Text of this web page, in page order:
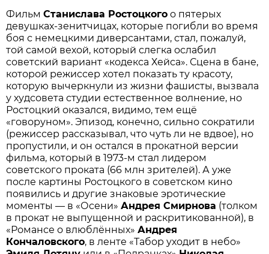
ФильмСтанислава Ростоцкого о пятерых
девушках-зенитчицах, которые погибли во время
боя с немецкими диверсантами, стал, пожалуй,
той самой вехой, который слегка ослабил
советский вариант «кодекса Хейса». Сцена в бане,
которой режиссер хотел показать ту красоту,
которую вычеркнули из жизни фашисты, вызвала
у худсовета студии естественное волнение, но
Ростоцкий оказался, видимо, тем ещё
«говоруном». Эпизод, конечно, сильно сократили
(режиссер рассказывал, что чуть ли не вдвое), но
пропустили, и он остался в прокатной версии
фильма, который в 1973-м стал лидером
советского проката (66 млн зрителей). А уже
после картины Ростоцкого в советском кино
появились и другие знаковые эротические
моменты — в «Осени»Андрея Смирнова (толком
в прокат не выпущенной и раскритикованной), в
«Романсе о влюблённых»Андрея
Кончаловского, в ленте «Табор уходит в небо»